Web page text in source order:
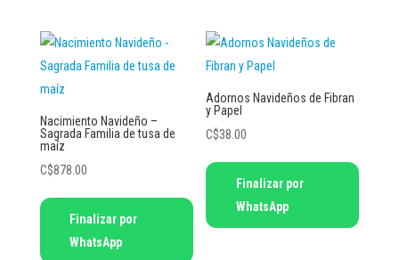
Las
opciones
se
pueden
elegir
en
página
producto
Nacimiento Navideño –
Sagrada Familia de tusa de
maíz
C$878.00
Este
productoFinalizar por
WhatsApp
Adornos Navideños de Fibran
y Papel
C$38.00
Este
productoFinalizar por
WhatsApp